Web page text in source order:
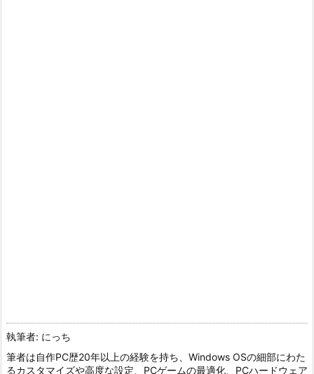
執筆者: にっち
筆者は自作PC歴20年以上の経験を持ち、Windows OSの細部にわた
るカスタマイズや高度な設定、PCゲームの最適化、PCハードウェア